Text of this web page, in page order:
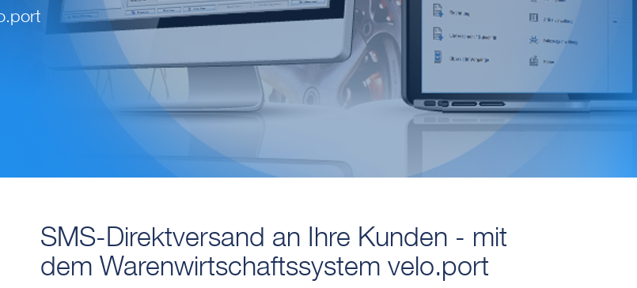
SMS-Direktversand an Ihre Kunden - mit
dem Warenwirtschaftssystem velo.port